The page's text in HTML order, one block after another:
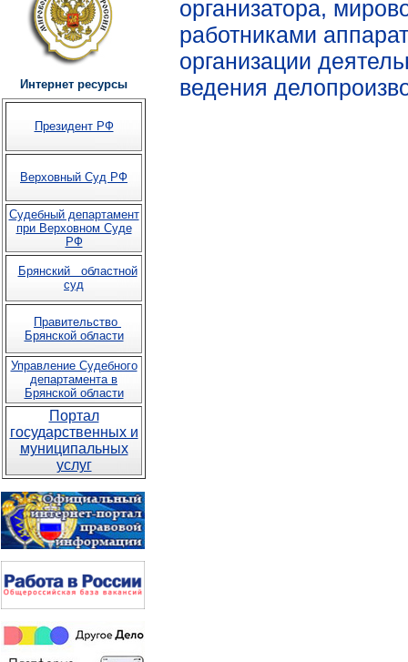
Интернет ресурсы
Президент РФ
Верховный Суд РФ
Судебный департамент
при Верховном Суде
РФ
Брянский областной
суд
Правительство
Брянской области
Управление Судебного
департамента в
Брянской области
Портал
государственных и
муниципальных
услуг
организатора,
работниками
организации
ведения